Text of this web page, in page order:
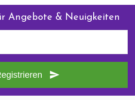
Angebote & Neuigkeiten